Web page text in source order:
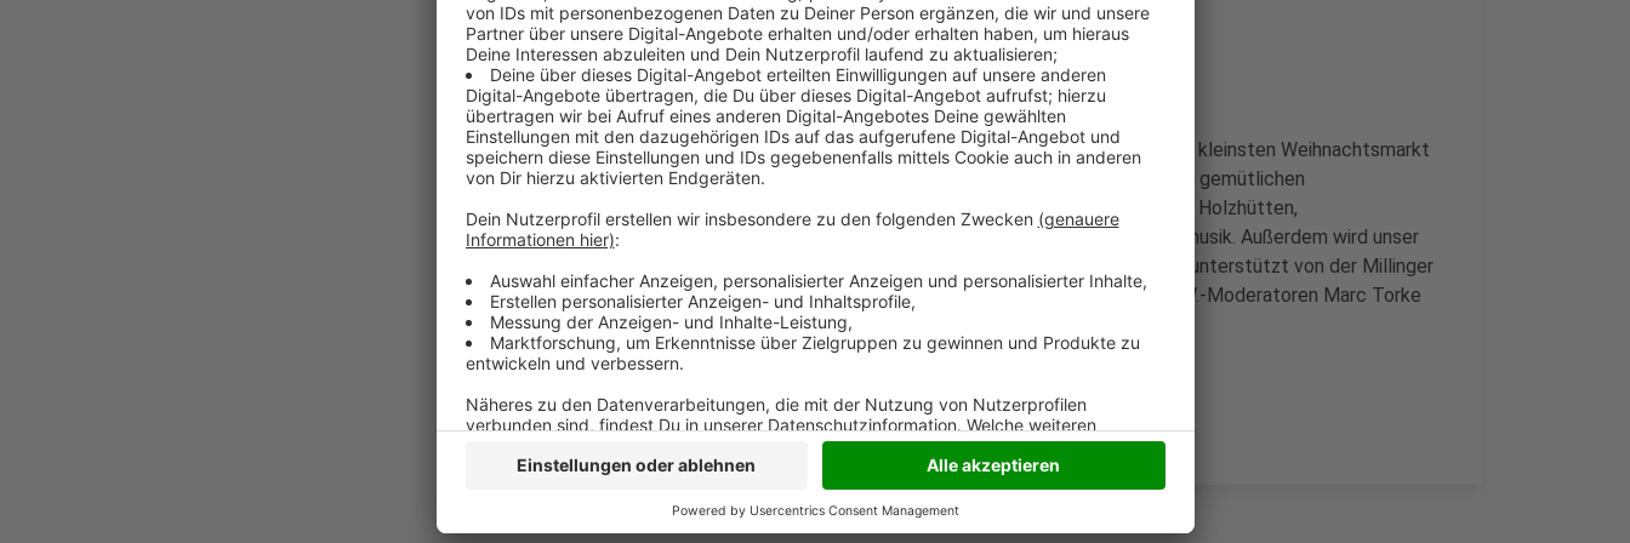
Anzeige
Wir von Radio K.W. werden heute Nachmittag zum ersten Mal den kleinsten Weihnachtsmarkt
am Niederrhein veranstalten. Wir bauen einen kompletten, kleinen, gemütlichen
Weihnachtsmarkt in Rheinberg-Millingen auf. Wir bringen alles mit: Holzhütten,
Weihnachtsbäume, leckeres Essen und natürlich viel Weihnachtsmusik. Außerdem wird unser
Weihnachtsmarkt mit selbstgemachten Leckereien und Waffeln unterstützt von der Millinger
Fußballjugend und den Eltern der KITA St. Theresia. Die Radio K.W.-Moderatoren Marc Torke
und Steffi Hain senden von 14 bis 18 Uhr live aus Millingen.
Anzeige